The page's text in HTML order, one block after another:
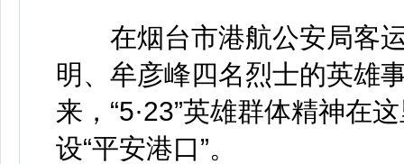
在烟台市港航公安局客运
明、牟彦峰四名烈士的英雄
来，“5·23”英雄群体精神在
设“平安港口”。